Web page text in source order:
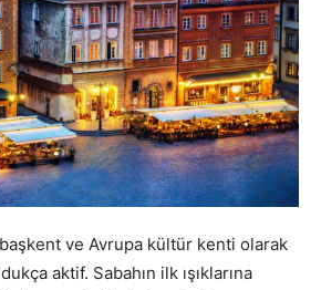
ve Avrupa kültür kenti olarak
aktif. Sabahın ilk ışıklarına